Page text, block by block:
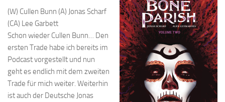
(W) Cullen Bunn (A) Jonas Scharf
(CA) Lee Garbett
Schon wieder Cullen Bunn… Den
ersten Trade habe ich bereits im
Podcast vorgestellt und nun
geht es endlich mit dem zweiten
Trade für mich weiter. Weiterhin
ist auch der Deutsche Jonas